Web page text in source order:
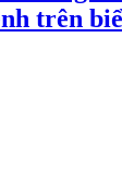
trên